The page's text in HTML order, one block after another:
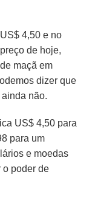
4,50 e no
de hoje,
maçã em
dizer que
não.
US$ 4,50 para
para um
e moedas
poder de